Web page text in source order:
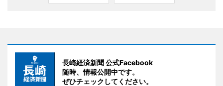
長崎経済新聞 公式Facebook
随時、情報公開中です。
ぜひチェックしてください。